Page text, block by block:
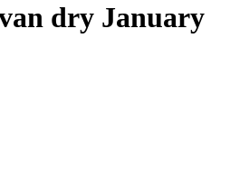
dry January